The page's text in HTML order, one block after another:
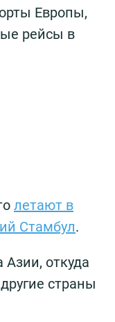
Европы,
рейсы в
летают в
Стамбул.
откуда
страны